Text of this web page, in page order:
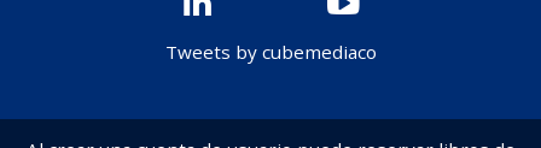
Tweets by cubemediaco